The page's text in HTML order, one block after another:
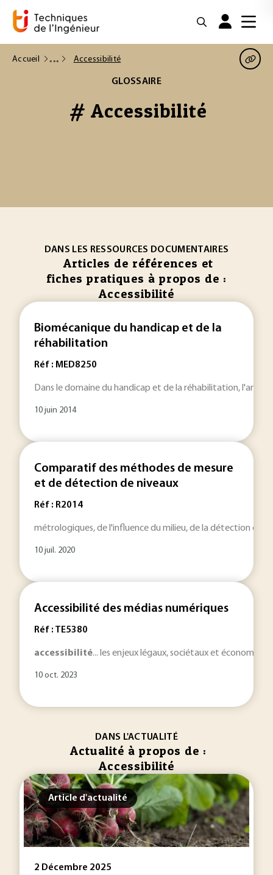
Accueil Accessibilité
GLOSSAIRE
# Accessibilité
DANS LES RESSOURCES DOCUMENTAIRES
Articles de références et
fiches pratiques à propos de :
Accessibilité
Biomécanique du handicap et de la
réhabilitation
Réf : MED8250
Dans le domaine du handicap et de la réhabilitation,
10 juin 2014
Comparatif des méthodes de mesure
et de détection de niveaux
Réf : R2014
métrologiques, de l'influence du milieu, de la détection
10 juil. 2020
Accessibilité des médias numériques
Réf : TE5380
accessibilité... les enjeux légaux, sociétaux et
10 oct. 2023
DANS L'ACTUALITÉ
Actualité à propos de :
Accessibilité
Article d'actualité
2 Décembre 2025